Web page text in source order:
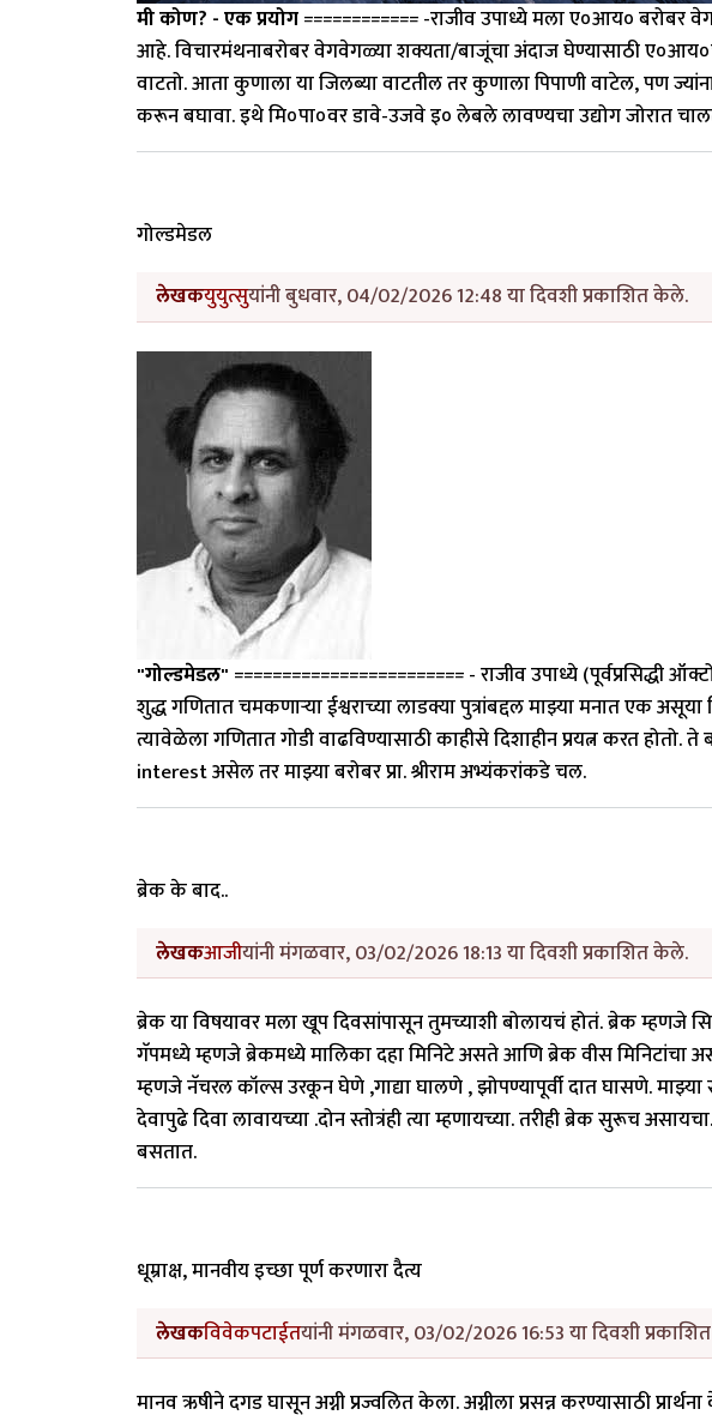
मी कोण? - एक प्रयोग============ -राजीव उपाध्ये मला ए०आय०
आहे. विचारमंथनाबरोबर वेगवेगळ्या शक्यता/बाजूंचा अंदाज घेण्यासाठी
वाटतो. आता कुणाला या जिलब्या वाटतील तर कुणाला पिपाणी वाटेल, पण
करून बघावा. इथे मि०पा०वर डावे-उजवे इ० लेबले लावण्यचा उद्योग जोरात
गोल्डमेडल
लेखकयुयुत्सुयांनी बुधवार, 04/02/2026 12:48 या दिवशी प्रकाशित केले.
"गोल्डमेडल" ======================== - राजीव उपाध्ये (पूर्वप्रसिद्धी
शुद्ध गणितात चमकणार्‍या ईश्वराच्या लाडक्या पुत्रांबद्दल माझ्या मनात एक
त्यावेळेला गणितात गोडी वाढविण्यासाठी काहीसे दिशाहीन प्रयत्न करत
interest असेल तर माझ्या बरोबर प्रा. श्रीराम अभ्यंकरांकडे चल.
ब्रेक के बाद..
लेखकआजीयांनी मंगळवार, 03/02/2026 18:13 या दिवशी प्रकाशित केले.
ब्रेक या विषयावर मला खूप दिवसांपासून तुमच्याशी बोलायचं होतं. ब्रेक म्हणजे
गॅपमध्ये म्हणजे ब्रेकमध्ये मालिका दहा मिनिटे असते आणि ब्रेक वीस मिनिटांचा
म्हणजे नॅचरल कॉल्स उरकून घेणे ,गाद्या घालणे , झोपण्यापूर्वी दात घासणे.
देवापुढे दिवा लावायच्या .दोन स्तोत्रंही त्या म्हणायच्या. तरीही ब्रेक सुरूच
बसतात.
धूम्राक्ष, मानवीय इच्छा पूर्ण करणारा दैत्य
लेखकविवेकपटाईतयांनी मंगळवार, 03/02/2026 16:53 या दिवशी
मानव ऋषीने दगड घासून अग्नी प्रज्वलित केला. अग्नीला प्रसन्न करण्यासाठी